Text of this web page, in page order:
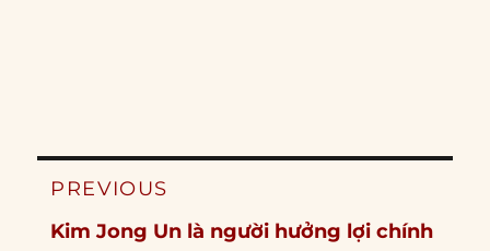
Post
PREVIOUS
Previous
Kim Jong Un là người hưởng lợi chính